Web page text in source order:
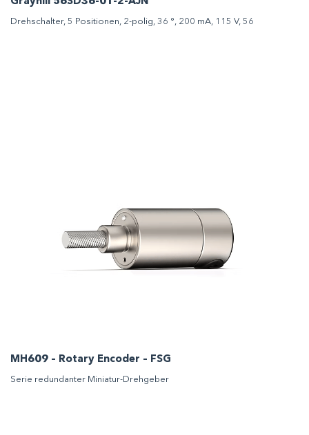
Drehschalter, 5 Positionen, 2-polig, 36 °, 200 mA, 115 V, 56
MH609 – Rotary Encoder – FSG
Serie redundanter Miniatur-Drehgeber